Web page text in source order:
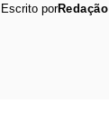
Escrito porRedação